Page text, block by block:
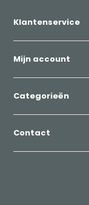
Klantenservice
Mijn account
Categorieën
Contact